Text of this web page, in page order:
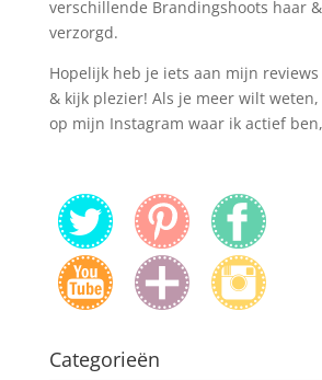
verschillende Brandingshoots haar
verzorgd.
Hopelijk heb je iets aan mijn reviews
& kijk plezier! Als je meer wilt
op mijn Instagram waar ik actief
Categorieën